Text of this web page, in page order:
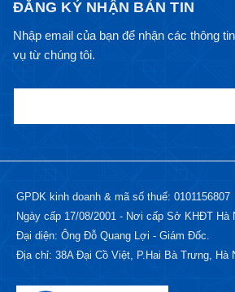
ĐĂNG KÝ NHẬN BẢN TIN
Nhập email của bạn để nhận các thông
vụ từ chúng tôi.
GPDK kinh doanh & mã số thuế: 0101156807
Ngày cấp 17/08/2001 - Nơi cấp Sở KHĐT Hà
Đại diện: Ông Đỗ Quang Lợi - Giám Đốc.
Địa chỉ: 38A Đại Cồ Việt, P.Hai Bà Trưng, Hà